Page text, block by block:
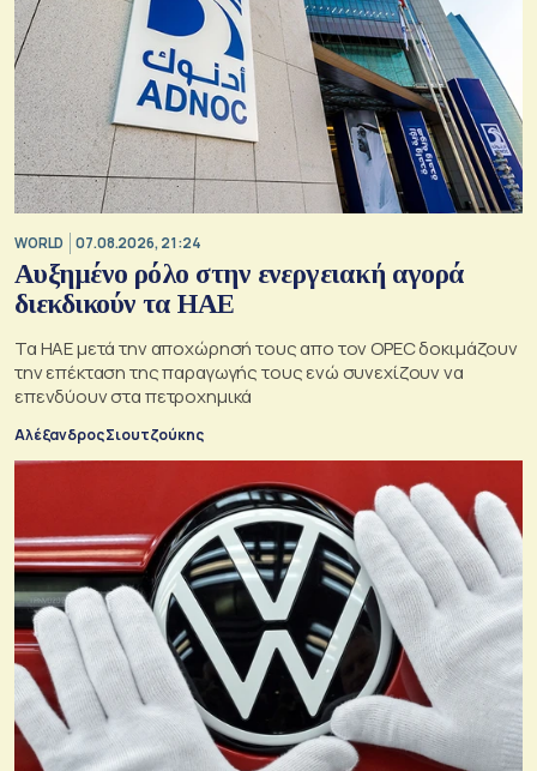
WORLD 07.08.2026, 21:24
Αυξημένο ρόλο στην ενεργειακή αγορά
διεκδικούν τα ΗΑΕ
Τα ΗΑΕ μετά την αποχώρησή τους απο τον OPEC δοκιμάζουν
την επέκταση της παραγωγής τους ενώ συνεχίζουν να
επενδύουν στα πετροχημικά
Αλέξανδρος Σιουτζούκης